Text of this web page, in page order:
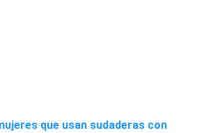
que usan sudaderas con